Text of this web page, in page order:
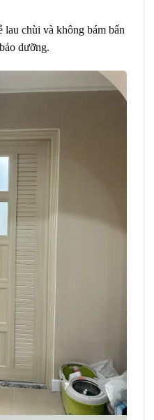
lau chùi và không bám bẩn
dưỡng.